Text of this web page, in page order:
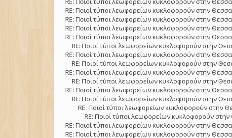
RE: Ποιοί τύποι λεωφορείων κυκλοφορούν στην
RE: Ποιοί τύποι λεωφορείων κυκλοφορούν στην
RE: Ποιοί τύποι λεωφορείων κυκλοφορούν στην
RE: Ποιοί τύποι λεωφορείων κυκλοφορούν στην
RE: Ποιοί τύποι λεωφορείων κυκλοφορούν στην
RE: Ποιοί τύποι λεωφορείων κυκλοφορούν στην
RE: Ποιοί τύποι λεωφορείων κυκλοφορούν στην
RE: Ποιοί τύποι λεωφορείων κυκλοφορούν στην
RE: Ποιοί τύποι λεωφορείων κυκλοφορούν στην
RE: Ποιοί τύποι λεωφορείων κυκλοφορούν στην
RE: Ποιοί τύποι λεωφορείων κυκλοφορούν στην
RE: Ποιοί τύποι λεωφορείων κυκλοφορούν στην
RE: Ποιοί τύποι λεωφορείων κυκλοφορούν στην
RE: Ποιοί τύποι λεωφορείων κυκλοφορούν στην
RE: Ποιοί τύποι λεωφορείων κυκλοφορούν στην